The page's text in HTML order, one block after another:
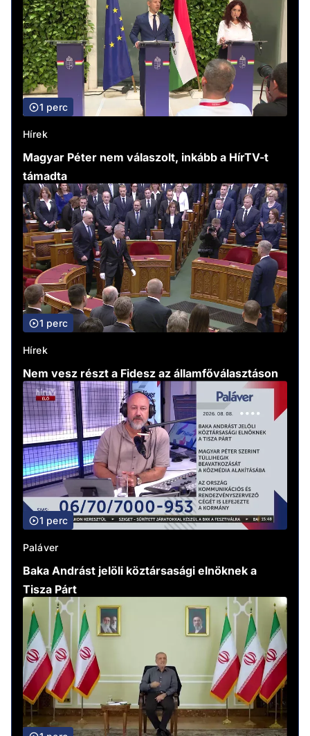
1 perc
Hírek
Magyar Péter nem válaszolt, inkább a HírTV-t
támadta
1 perc
Hírek
Nem vesz részt a Fidesz az államfőválasztáson
1 perc
Paláver
Baka Andrást jelöli köztársasági elnöknek a
Tisza Párt